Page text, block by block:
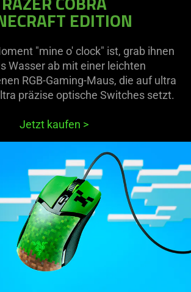
EDITION
"mine o' clock" ist, grab ihnen
Wasser ab mit einer leichten
RGB-Gaming-Maus, die auf ultra
präzise optische Switches setzt.
Jetzt kaufen >